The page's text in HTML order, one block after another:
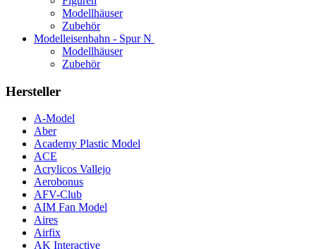
Modellhäuser
Zubehör
Modelleisenbahn - Spur N
Modellhäuser
Zubehör
Hersteller
A-Model
Aber
Academy Plastic Model
ACE
Acrylicos Vallejo
Aerobonus
AFV-Club
AIM Fan Model
Aires
Airfix
AK Interactive